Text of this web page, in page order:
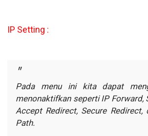
IP Setting :
Pada menu ini kita dapat
menonaktifkan seperti IP Forward,
Accept Redirect, Secure Redirect,
Path.